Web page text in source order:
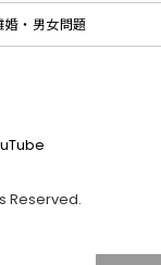
婚・男女問題
Reserved.